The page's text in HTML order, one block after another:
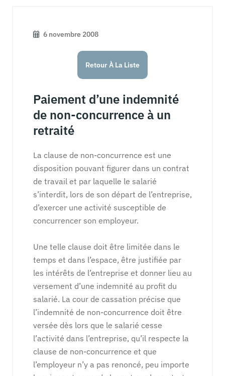
6 novembre 2008
Retour À La Liste
Paiement d’une indemnité
de non-concurrence à un
retraité
La clause de non-concurrence est une
disposition pouvant figurer dans un contrat
de travail et par laquelle le salarié
s’interdit, lors de son départ de l’entreprise,
d’exercer une activité susceptible de
concurrencer son employeur.
Une telle clause doit être limitée dans le
temps et dans l’espace, être justifiée par
les intérêts de l’entreprise et donner lieu au
versement d’une indemnité au profit du
salarié. La cour de cassation précise que
l’indemnité de non-concurrence doit être
versée dès lors que le salarié cesse
l’activité dans l’entreprise, qu’il respecte la
clause de non-concurrence et que
l’employeur n’y a pas renoncé, peu importe